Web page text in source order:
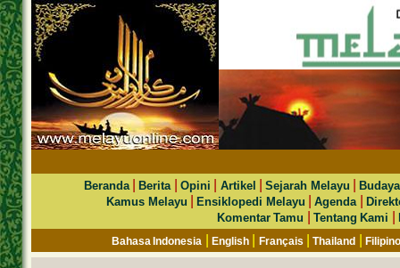
Beranda|Berita Opini Artikel |Sejarah Melayu |
Kamus Melayu
|Ensiklopedi Melayu |Agenda |
Komentar Tamu
|Tentang Kami |
Bahasa Indonesia |English Français |Thailand |